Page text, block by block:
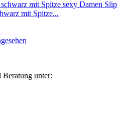
mit Spitze...
Beratung unter: